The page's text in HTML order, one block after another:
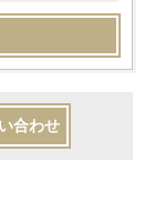
合わせ